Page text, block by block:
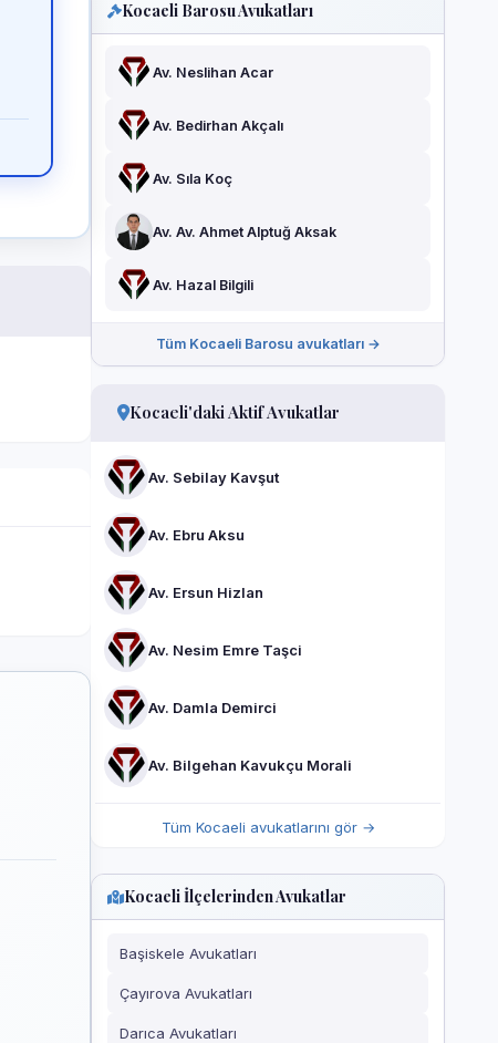
Kocaeli Barosu Avukatları
Av. Neslihan Acar
Av. Bedirhan Akçalı
Av. Sıla Koç
Av. Av. Ahmet Alptuğ Aksak
Av. Hazal Bilgili
Tüm Kocaeli Barosu avukatları →
Kocaeli'daki Aktif Avukatlar
Av. Sebilay Kavşut
Av. Ebru Aksu
Av. Ersun Hizlan
Av. Nesim Emre Taşci
Av. Damla Demirci
Av. Bilgehan Kavukçu Morali
Tüm Kocaeli avukatlarını gör →
Kocaeli İlçelerinden Avukatlar
Başiskele Avukatları
Çayırova Avukatları
Darıca Avukatları